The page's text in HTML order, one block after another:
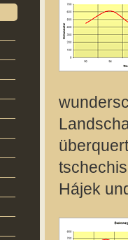
Hájek